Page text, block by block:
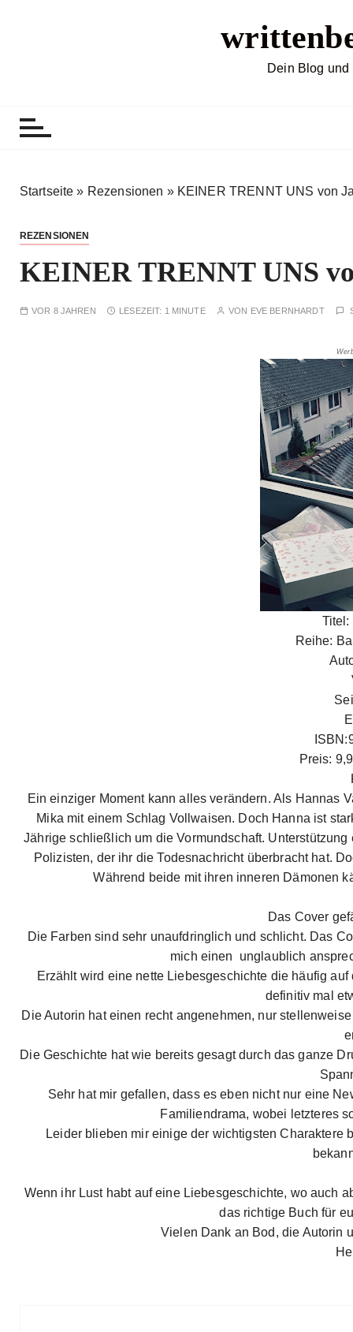
Dein Blog und
Startseite » Rezensionen » KEINER TRENNT UNS von
REZENSIONEN
KEINER TRENNT UNS
VOR 8 JAHREN LESEZEIT: 1 MINUTE VON EVE BERNHARDT
Titel:
Reihe:
Preis:
Ein einziger Moment kann alles verändern. Als Hannas
Mika mit einem Schlag Vollwaisen. Doch Hanna ist
Jährige schließlich um die Vormundschaft.
Polizisten, der ihr die Todesnachricht überbracht hat.
Während beide mit ihren inneren Dämonen
Das Cover
Die Farben sind sehr unaufdringlich und schlicht. Das
mich einen unglaublich
Erzählt wird eine nette Liebesgeschichte die häufig
definitiv mal
Die Autorin hat einen recht angenehmen, nur
Die Geschichte hat wie bereits gesagt durch das ganze
Sehr hat mir gefallen, dass es eben nicht nur eine
Familiendrama, wobei letzteres
Leider blieben mir einige der wichtigsten Charaktere
Wenn ihr Lust habt auf eine Liebesgeschichte, wo auch
das richtige Buch für
Vielen Dank an Bod, die Autorin